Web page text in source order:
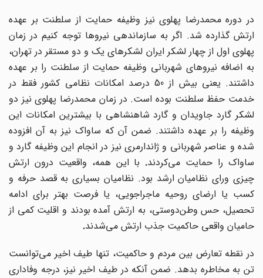
در دوره محمدرضا پهلوی نیز وظیفه حمایت از سلطنت بر عهده
ارتش گذارده شد. اگر به سازماندهی نیروها توجه کنیم در زمان
پهلوی اول از چهار لشکر ایران لشکرهای یک و دو مستقر در تهران،
به اضافه نیروهای شهربانی وظیفه حمایت از سلطنت را بر عهده
داشتند. یعنی بیش از 50 درصد امکانات نظامی کشور فقط در
خدمت حفظ سلطنت بوده است. در زمان محمدرضا پهلوی نیز دو
لشکر گارد جاویدان و گارد شاهنشاهی با بیشترین امکانات این
وظیفه را بر عهده داشتند. ضمن آن که ساواک نیز به آن افزوده
شده و عناصر شهربانی و ژاندارمری نیز در انجام این وظیفه گارد و
ساواک را حمایت می‌کردند.با این همه، واقعیت درون ارتش
چیزی ورای نظامیان ارشد بود. نظامیان بسیاری به قصد حرفه و
کسب یا ارضای روحیه ماجراجویی، یا فرصت بهتر برای ادامه
تحصیل، حس وطن‌دوستی، به ارتش آمده بودند و اقلیت کمی از
حامیان واقعی حاکمیت جذب ارتش می‌شدند.
در نقطه تعارض بین مردم و حاکمیت، تنها طیف اخیر میتوانست
تن به مخاطره بدهد. ضمن آنکه در طیف اخیر نیز، درجه وفاداری